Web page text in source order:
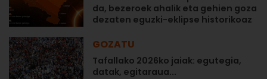
da, bezeroek ahalik eta gehien goza
dezaten eguzki-eklipse historikoaz
GOZATU
Tafallako 2026ko jaiak: egutegia,
datak, egitaraua...